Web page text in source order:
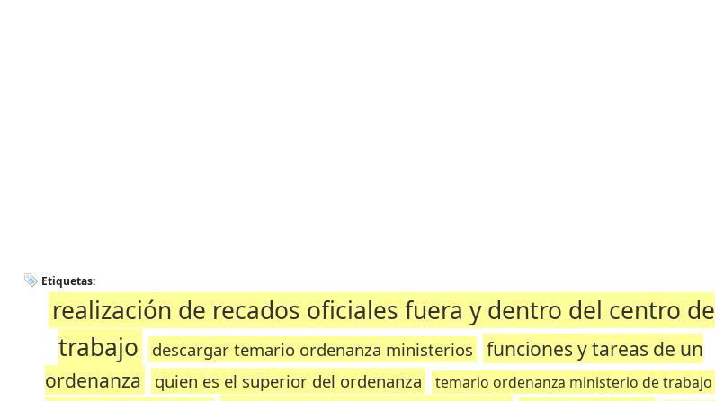
Etiquetas:
realización de recados oficiales fuera y dentro del centro de
trabajo
descargar temario ordenanza ministerios
funciones y tareas de un
ordenanza
quien es el superior del ordenanza temario ordenanza ministerio de trabajo